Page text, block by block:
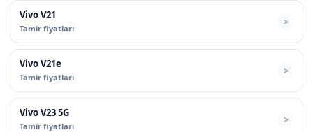
Vivo V21
Tamir fiyatları
Vivo V21e
Tamir fiyatları
Vivo V23 5G
Tamir fiyatları